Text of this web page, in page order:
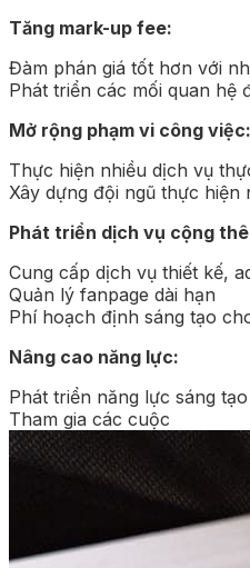
Tăng mark-up fee:
Đàm phán giá tốt hơn với
Phát triển các mối quan hệ
Mở rộng phạm vi công việc:
Thực hiện nhiều dịch vụ
Xây dựng đội ngũ thực hiện
Phát triển dịch vụ cộng
Cung cấp dịch vụ thiết kế,
Quản lý fanpage dài hạn
Phí hoạch định sáng tạo
Nâng cao năng lực:
Phát triển năng lực sáng
Tham gia các cuộc